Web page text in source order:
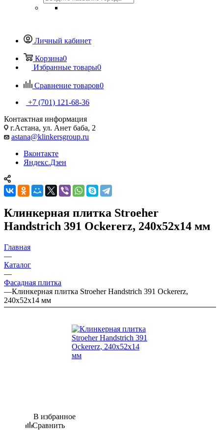
Личный кабинет
Корзина0
Избранные товары0
Сравнение товаров0
+7 (701) 121-68-36
Контактная информация
г.Астана, ул. Анет баба, 2
astana@klinkersgroup.ru
Вконтакте
Яндекс.Дзен
Клинкерная плитка Stroeher
Handstrich 391 Ockererz, 240х52х14 мм
Главная
—
Каталог
—
Фасадная плитка
—Клинкерная плитка Stroeher Handstrich 391 Ockererz,
240х52х14 мм
В избранное
Сравнить